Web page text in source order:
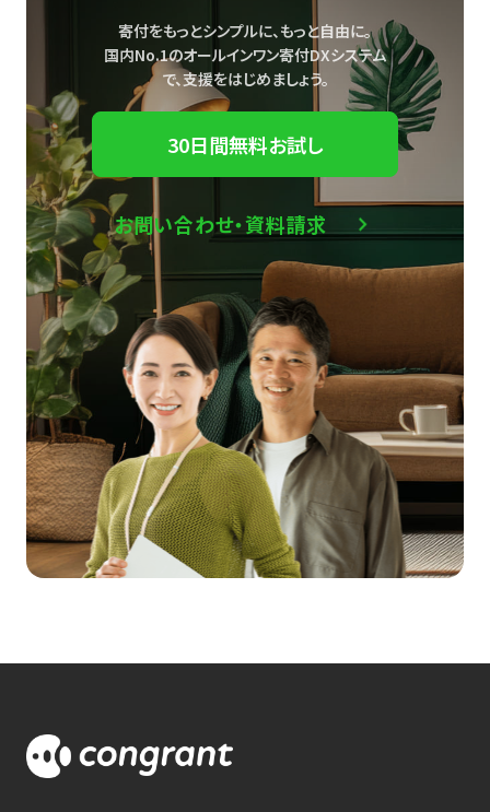
寄付をもっとシンプルに、もっと自由に。
国内No.1のオールインワン寄付DXシステム
で、支援をはじめましょう。
30日間無料お試し
お問い合わせ・資料請求